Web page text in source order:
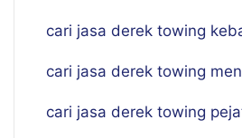
cari jasa derek towing
cari jasa derek towing
cari jasa derek towing